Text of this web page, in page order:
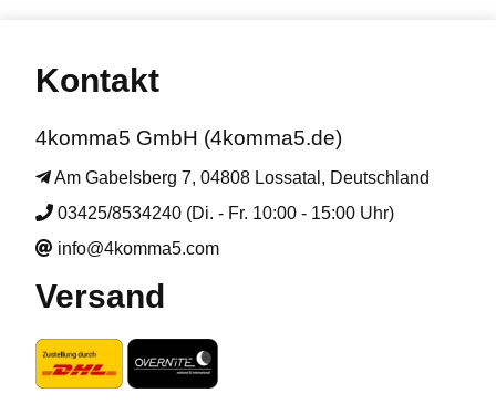
Kontakt
4komma5 GmbH (4komma5.de)
Am Gabelsberg 7, 04808 Lossatal, Deutschland
03425/8534240 (Di. - Fr. 10:00 - 15:00 Uhr)
info@4komma5.com
Versand